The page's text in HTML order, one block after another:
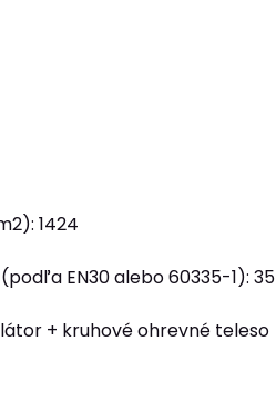
1424
EN30 alebo 60335-1): 35
+ kruhové ohrevné teleso